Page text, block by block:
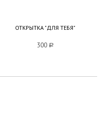
ОТКРЫТКА "ДЛЯ ТЕБЯ"
300 a